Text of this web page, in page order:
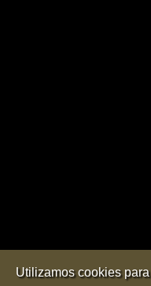
Utilizamos cookies